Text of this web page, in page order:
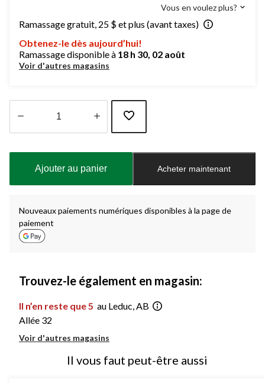
Vous en voulez plus?
Ramassage gratuit, 25 $ et plus (avant taxes)
Obtenez-le dès aujourd’hui!
Ramassage disponible à 18 h 30, 02 août
Voir d'autres magasins
à
Ajouter au panier Acheter maintenant
Nouveaux paiements numériques disponibles à la page de
paiement
Trouvez-le également en magasin:
Il n’en reste que 5 au Leduc, AB
Allée 32
Voir d'autres magasins
Il vous faut peut-être aussi